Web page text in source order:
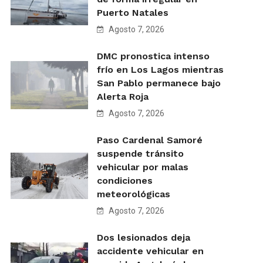
Puerto Natales
Agosto 7, 2026
DMC pronostica intenso
frío en Los Lagos mientras
San Pablo permanece bajo
Alerta Roja
Agosto 7, 2026
Paso Cardenal Samoré
suspende tránsito
vehicular por malas
condiciones
meteorológicas
Agosto 7, 2026
Dos lesionados deja
accidente vehicular en